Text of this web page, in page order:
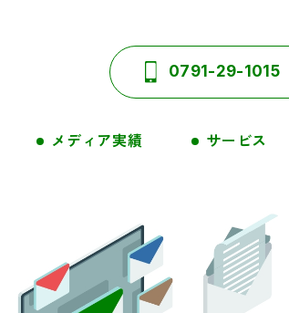
メディア実績 サービス
0791-29-1015